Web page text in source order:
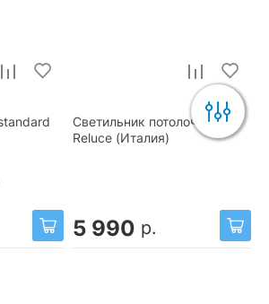
Светильник потолочный
Reluce (Италия)
5 990 р.